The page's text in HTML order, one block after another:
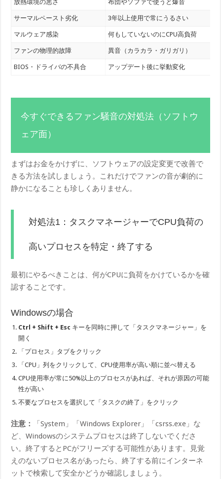
放熱環境の悪さ 布団やソファで使うと爆音
サーマルペースト劣化 3年以上使用で常にうるさい
マルウェア感染 何もしていないのにCPU高負荷
ファンの物理的故障 異音（カラカラ・ガリガリ）
BIOS・ドライバの不具合 アップデート後に挙動変化
今すぐできるファン騒音の対処法（ソフトウ
ェア面）
まずはお金をかけずに、ソフトウェアの設定変更で改善で
きる方法を試しましょう。これだけでファンの音が劇的に
静かになることも珍しくありません。
対処法1：タスクマネージャーでCPU負荷の
高いプロセスを特定・終了する
最初にやるべきことは、何がCPUに負荷をかけているかを確
認することです。
Windowsの場合
Ctrl + Shift + Esc キーを同時に押して「タスクマネージャー」を
開く
「プロセス」タブをクリック
「CPU」列をクリックして、CPU使用率が高い順に並べ替える
CPU使用率が常に50%以上のプロセスがあれば、それが原因の可能
性が高い
不要なプロセスを選択して「タスクの終了」をクリック
注意：
「System」「Windows Explorer」「csrss.exe」な
ど、Windowsのシステムプロセスは終了しないでくださ
い。終了するとPCがフリーズする可能性があります。見覚
えのないプロセス名があったら、終了する前にインターネ
ットで検索して安全かどうか確認しましょう。